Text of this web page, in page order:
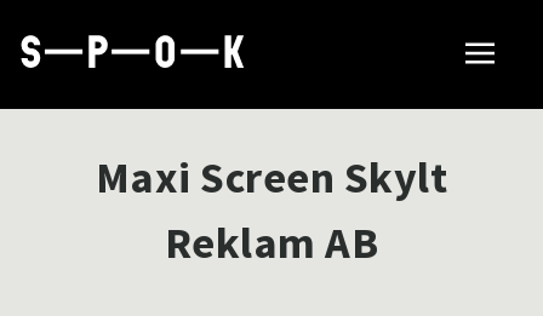
Så fungerar SPOK
Maxi Screen Skylt
Reklam AB